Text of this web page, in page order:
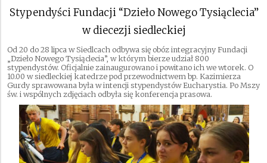
Stypendyści Fundacji “Dzieło Nowego Tysiąclecia”
w diecezji siedleckiej
Od 20 do 28 lipca w Siedlcach odbywa się obóz integracyjny Fundacji
„Dzieło Nowego Tysiąclecia”, w którym bierze udział 800
stypendystów. Oficjalnie zainaugurowano i powitano ich we wtorek. O
10.00 w siedleckiej katedrze pod przewodnictwem bp. Kazimierza
Gurdy sprawowana była w intencji stypendystów Eucharystia. Po Mszy
św. i wspólnych zdjęciach odbyła się konferencja prasowa.